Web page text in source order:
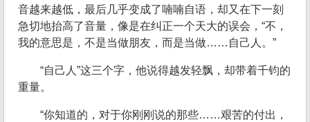
音越来越低，最后几乎变成了喃喃自语，却又在下一刻
急切地抬高了音量，像是在纠正一个天大的误会，“不，
我的意思是，不是当做朋友，而是当做……自己人。”
“自己人”这三个字，他说得越发轻飘，却带着千钧的
重量。
“你知道的，对于你刚刚说的那些……艰苦的付出，